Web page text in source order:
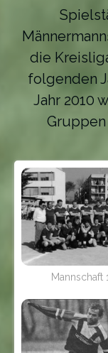
die
folgenden
Jahr 2010
Mannschaft